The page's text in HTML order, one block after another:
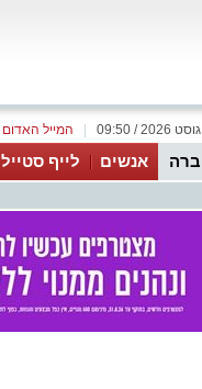
המייל האדום
אנשים לייף סטייל